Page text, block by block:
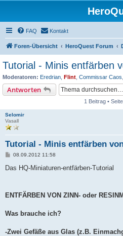
FAQ Kontakt
Foren-Übersicht HeroQuest Forum
Tutorial - Minis entfärben
Moderatoren: Eredrian Flint Commissar Caos
Antworten
1 Beitrag • Seite
Selomir
Vasall
Tutorial - Minis entfärben
B
i
08.09.2012 11:58
Das HQ-Miniaturen-entfärben-Tutorial
ENTFÄRBEN VON ZINN- oder
Was brauche ich?
-Zwei Gefäße aus Glas (z.B.